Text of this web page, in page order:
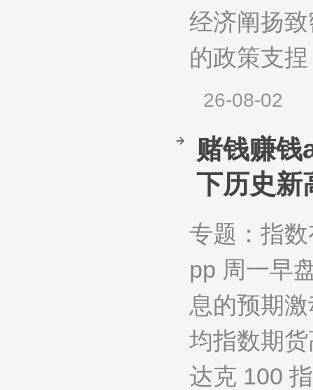
经济阐扬
的政策支
26-08-02
赌钱赚钱
下历史新
专题：指
pp 周一早
息的预期
均指数期
达克 100